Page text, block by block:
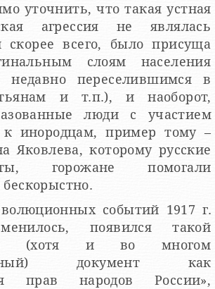
уточнить, что такая устная
агрессия не являлась
скорее всего, было присуща
слоям населения
недавно переселившимся в
и т.п.), и наоборот,
люди с участием
к инородцам, пример тому –
Яковлева, которому русские
горожане помогали
событий 1917 г.
появился такой
(хотя и во многом
документ как
прав народов России»,